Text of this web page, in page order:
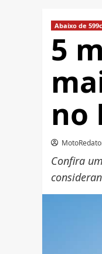
Abaixo de
5
no
Confira